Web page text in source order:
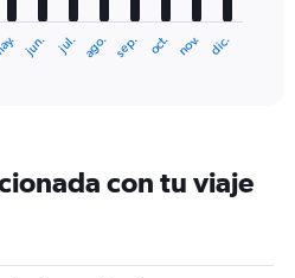
jun. jul. ago. sep. oct. nov. dic.
con tu viaje